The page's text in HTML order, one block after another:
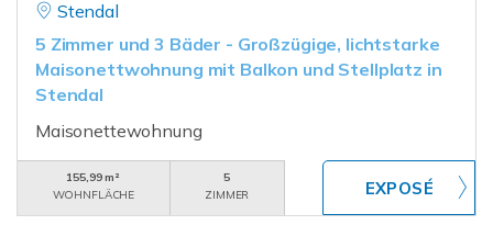
Stendal
5 Zimmer und 3 Bäder - Großzügige, lichtstarke
Maisonettwohnung mit Balkon und Stellplatz in
Stendal
Maisonettewohnung
155,99 m²
WOHNFLÄCHE
5
ZIMMER